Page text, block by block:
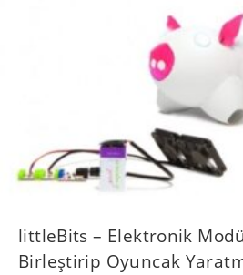
littleBits – Elektronik
Birleştirip Oyuncak